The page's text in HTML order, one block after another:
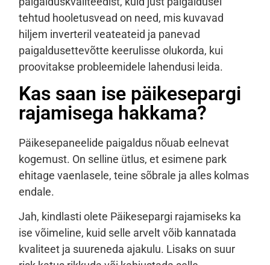
tehtud hooletusvead on need, mis kuvavad
hiljem inverteril veateateid ja panevad
paigaldusettevõtte keerulisse olukorda, kui
proovitakse probleemidele lahendusi leida.
Kas saan ise päikesepargi
rajamisega hakkama?
Päikesepaneelide paigaldus nõuab eelnevat
kogemust. On selline ütlus, et esimene park
ehitage vaenlasele, teine sõbrale ja alles kolmas
endale.
Jah, kindlasti olete Päikesepargi rajamiseks ka
ise võimeline, kuid selle arvelt võib kannatada
kvaliteet ja suureneda ajakulu. Lisaks on suur